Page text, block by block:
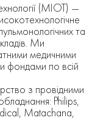
(МІОТ) —
та
Ми
медичними
фондами по всій
з провідними
Philips,
Matachana,